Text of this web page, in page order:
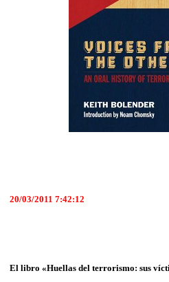
20/03/2011 7:42:12
El libro «Huellas del terrorismo: sus